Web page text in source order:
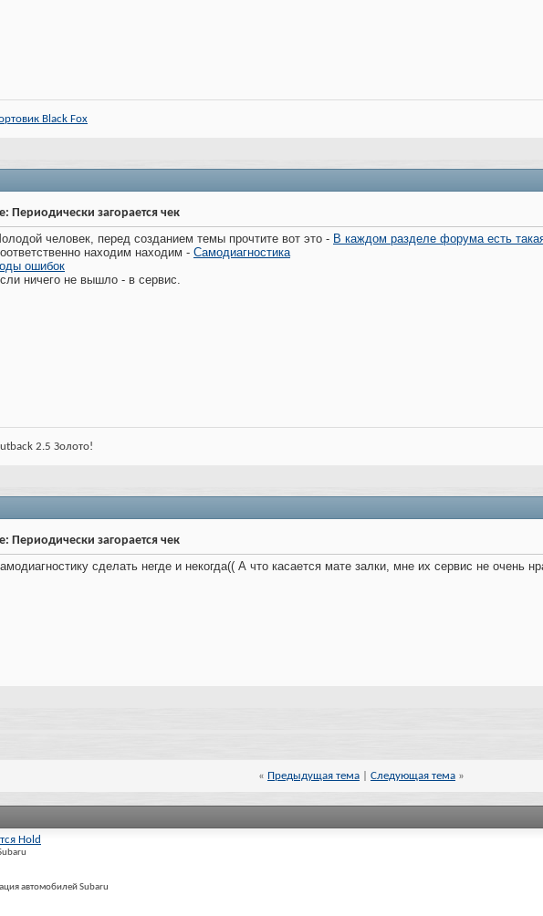
Black Fox
Периодически загорается чек
человек, перед созданием темы прочтите вот это - В каждом разделе форума есть
находим находим - Самодиагностика
ошибок
ничего не вышло - в сервис.
2.5 Золото!
Периодически загорается чек
сделать негде и некогда(( А что касается мате залки, мне их сервис не очень
« Предыдущая тема Следующая тема »
Hold
автомобилей Subaru